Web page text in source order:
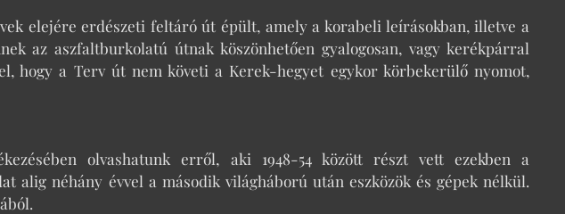
elejére erdészeti feltáró út épült, amely a korabeli leírásokban, illetve a
az aszfaltburkolatú útnak köszönhetően gyalogosan, vagy kerékpárral
hogy a Terv út nem követi a Kerek-hegyet egykor körbekerülő nyomot,
olvashatunk erről, aki 1948-54 között részt vett ezekben a
alig néhány évvel a második világháború után eszközök és gépek nélkül.